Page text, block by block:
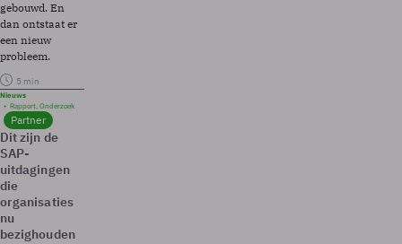
gebouwd. En
dan ontstaat er
een nieuw
probleem.
5 min
Nieuws
Rapport, Onderzoek
Partner
Dit zijn de
SAP-
uitdagingen
die
organisaties
nu
bezighouden